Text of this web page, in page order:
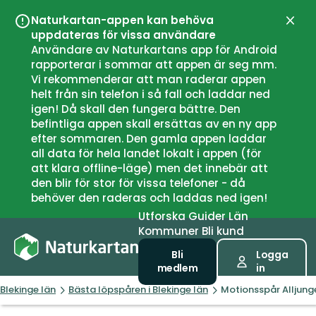
Naturkartan-appen kan behöva
uppdateras för vissa användare
Användare av Naturkartans app för Android
rapporterar i sommar att appen är seg mm.
Vi rekommenderar att man raderar appen
helt från sin telefon i så fall och laddar ned
igen! Då skall den fungera bättre. Den
befintliga appen skall ersättas av en ny app
efter sommaren. Den gamla appen laddar
all data för hela landet lokalt i appen (för
att klara offline-läge) men det innebär att
den blir för stor för vissa telefoner - då
behöver den raderas och laddas ned igen!
UtforskaGuiderLän
Kommuner Bli kund
Bli
medlem
Logga
in
Blekinge län Bästa löpspåren i Blekinge län Motionsspår